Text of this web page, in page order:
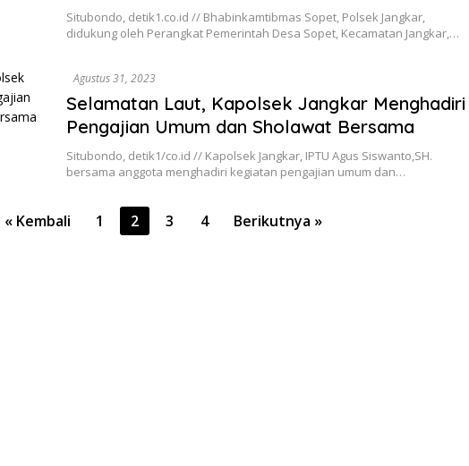
Situbondo, detik1.co.id // Bhabinkamtibmas Sopet, Polsek Jangkar,
didukung oleh Perangkat Pemerintah Desa Sopet, Kecamatan Jangkar,…
Agustus 31, 2023
Selamatan Laut, Kapolsek Jangkar Menghadiri
Pengajian Umum dan Sholawat Bersama
Situbondo, detik1/co.id // Kapolsek Jangkar, IPTU Agus Siswanto,SH.
bersama anggota menghadiri kegiatan pengajian umum dan…
« Kembali 1 2 3 4 Berikutnya »